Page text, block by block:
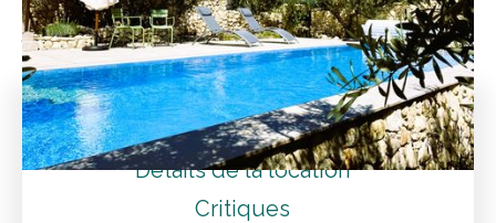
Réveillez-vous avec vue sur le Luberon et passez des
journées inoubliables dans cette villa au charme provençal
Tarifs
Détails de la location
Critiques